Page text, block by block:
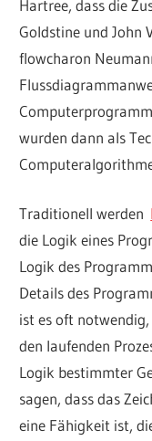
Hartree, dass die
Goldstine und John
flowcharon
wurden dann als
Traditionell werden
die Logik eines
Logik des
Details des
ist es oft
den laufenden
Logik bestimmter
sagen, dass das
eine Fähigkeit ist,